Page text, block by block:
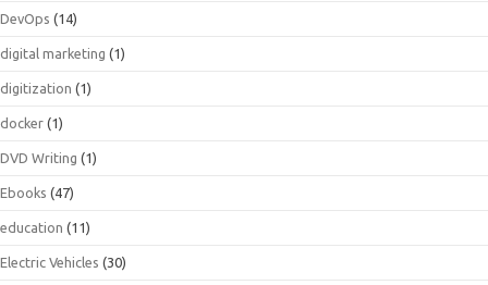
DevOps (14)
digital marketing (1)
digitization (1)
docker (1)
DVD Writing (1)
Ebooks (47)
education (11)
Electric Vehicles (30)